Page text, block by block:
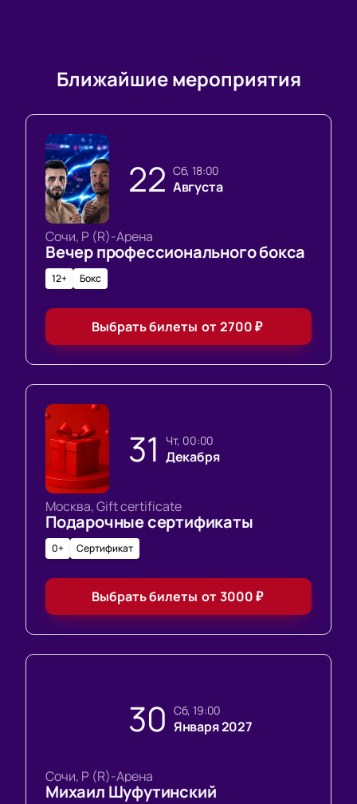
Ближайшие мероприятия
22 сб, 18:00
Августа
Сочи, Р (R)-Арена
Вечер профессионального бокса
12+ Бокс
Выбрать билеты от2700₽
31 чт, 00:00
Декабря
Москва, Gift certificate
Подарочные сертификаты
0+ Сертификат
Выбрать билеты от 3000₽
30 сб, 19:00
Января 2027
Сочи, Р (R)-Арена
Михаил Шуфутинский